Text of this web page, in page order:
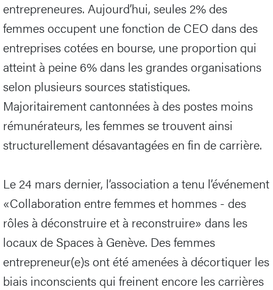
entrepreneures. Aujourd’hui, seules 2% des
femmes occupent une fonction de CEO dans des
entreprises cotées en bourse, une proportion qui
atteint à peine 6% dans les grandes organisations
selon plusieurs sources statistiques.
Majoritairement cantonnées à des postes moins
rémunérateurs, les femmes se trouvent ainsi
structurellement désavantagées en fin de carrière.
Le 24 mars dernier, l’association a tenu l’événement
«Collaboration entre femmes et hommes - des
rôles à déconstruire et à reconstruire» dans les
locaux de Spaces à Genève. Des femmes
entrepreneur(e)s ont été amenées à décortiquer les
biais inconscients qui freinent encore les carrières